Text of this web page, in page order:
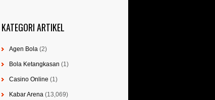
KATEGORI ARTIKEL
Agen Bola (2)
Bola Ketangkasan (1)
Casino Online (1)
Kabar Arena (13,069)